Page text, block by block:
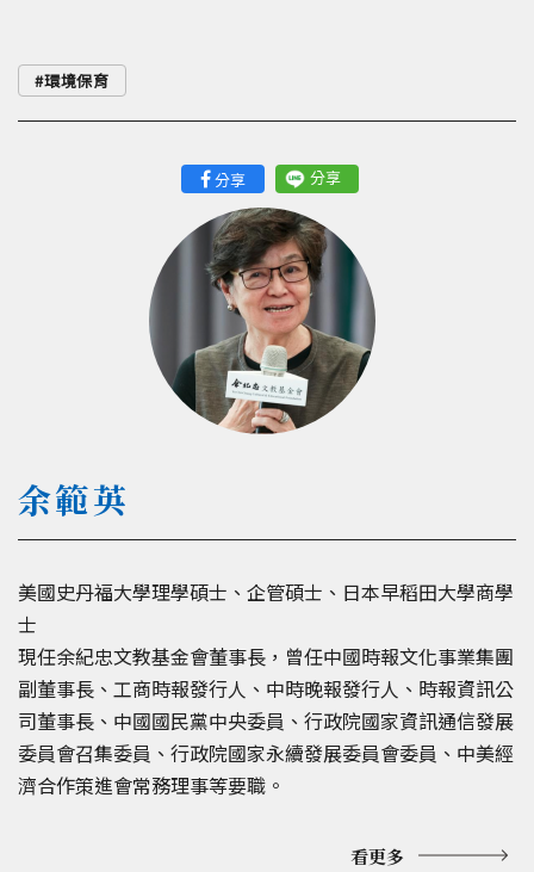
環境保育
分享 分享
余範英
美國史丹福大學理學碩士、企管碩士、日本早稻田大學商學
士
現任余紀忠文教基金會董事長，曾任中國時報文化事業集團
副董事長、工商時報發行人、中時晚報發行人、時報資訊公
司董事長、中國國民黨中央委員、行政院國家資訊通信發展
委員會召集委員、行政院國家永續發展委員會委員、中美經
濟合作策進會常務理事等要職。
看更多